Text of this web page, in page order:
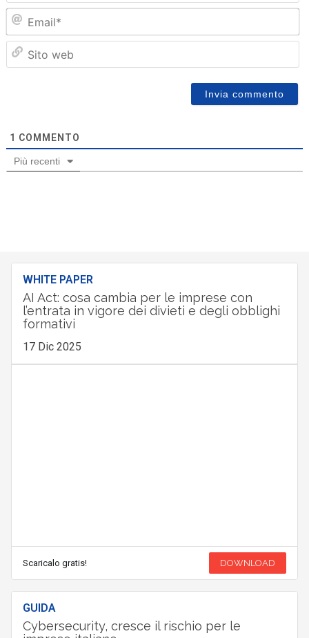
1 COMMENTO
Più recenti
WHITE PAPER
AI Act: cosa cambia per le imprese con
l’entrata in vigore dei divieti e degli obblighi
formativi
17 Dic 2025
Scaricalo gratis! DOWNLOAD
GUIDA
Cybersecurity, cresce il rischio per le